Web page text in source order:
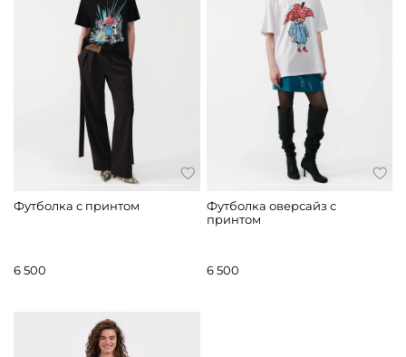
Футболка с принтом
6 500
Футболка оверсайз с
принтом
6 500